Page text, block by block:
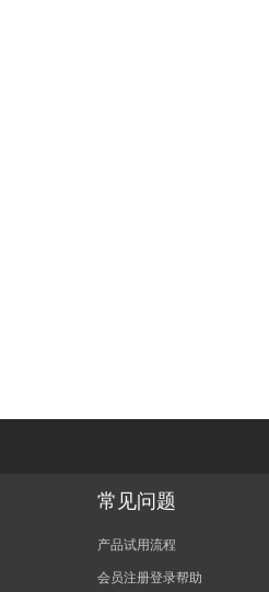
常见问题
产品试用流程
会员注册登录帮助